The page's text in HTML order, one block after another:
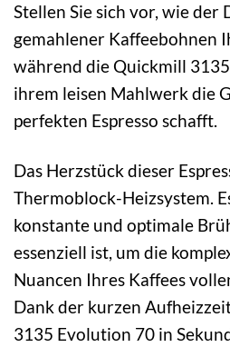
Stellen Sie sich vor, wie der
gemahlener Kaffeebohnen
während die Quickmill
ihrem leisen Mahlwerk die
perfekten Espresso schafft.
Das Herzstück dieser
Thermoblock-Heizsystem.
konstante und optimale
essenziell ist, um die
Nuancen Ihres Kaffees
Dank der kurzen
3135 Evolution 70 in